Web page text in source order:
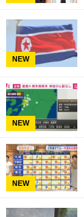
NEW
NEW
NEW